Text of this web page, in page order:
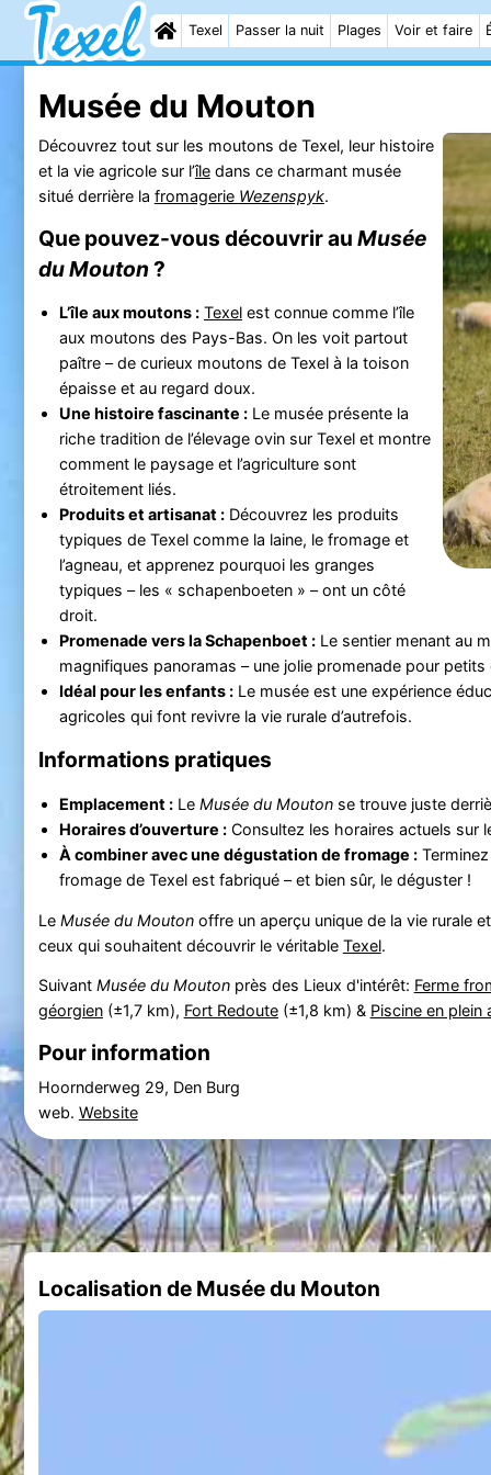
Texel Passer la nuit Plages Voir et faire
Musée du Mouton
Découvrez tout sur les moutons de Texel, leur histoire
et la vie agricole sur l’îledans ce charmant musée
situé derrière la fromagerie Wezenspyk.
Que pouvez-vous découvrir au Musée
du Mouton ?
L’île aux moutons : Texelest connue comme l’île
aux moutons des Pays-Bas. On les voit partout
paître – de curieux moutons de Texel à la toison
épaisse et au regard doux.
Une histoire fascinante :Le musée présente la
riche tradition de l’élevage ovin sur Texel et montre
comment le paysage et l’agriculture sont
étroitement liés.
Produits et artisanat :Découvrez les produits
typiques de Texel comme la laine, le fromage et
l’agneau, et apprenez pourquoi les granges
typiques – les « schapenboeten » – ont un côté
droit.
Promenade vers la Schapenboet :Le sentier menant au
magnifiques panoramas – une jolie promenade pour petits
Idéal pour les enfants :Le musée est une expérience
agricoles qui font revivre la vie rurale d’autrefois.
Informations pratiques
Emplacement :Le Musée du Moutonse trouve juste
Horaires d’ouverture :Consultez les horaires actuels sur
À combiner avec une dégustation de fromage :
fromage de Texel est fabriqué – et bien sûr, le déguster !
Le Musée du Moutonoffre un aperçu unique de la vie rurale
ceux qui souhaitent découvrir le véritable Texel.
Suivant Musée du Moutonprès des Lieux d'intérêt: Ferme
géorgien(±1,7 km), Fort Redoute(±1,8 km) & Piscine en plein
Pour information
Hoornderweg 29, Den Burg
web. Website
Localisation de Musée du Mouton